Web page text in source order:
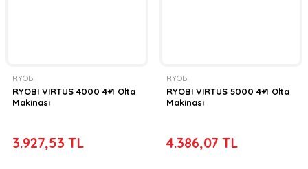
RYOBİ
RYOBI VIRTUS 4000 4+1 Olta
Makinası
3.927,53 TL
RYOBİ
RYOBI VIRTUS 5000 4+1 Olta
Makinası
4.386,07 TL